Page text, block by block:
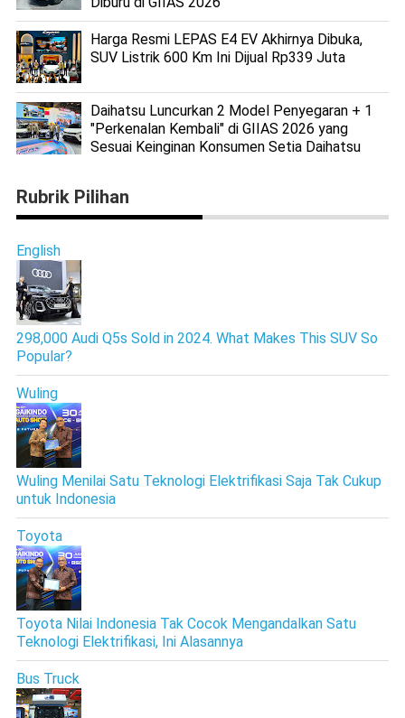
Harga Resmi LEPAS E4 EV Akhirnya Dibuka,
SUV Listrik 600 Km Ini Dijual Rp339 Juta
Daihatsu Luncurkan 2 Model Penyegaran + 1
"Perkenalan Kembali" di GIIAS 2026 yang
Sesuai Keinginan Konsumen Setia Daihatsu
Rubrik Pilihan
English
298,000 Audi Q5s Sold in 2024. What Makes This SUV So
Popular?
Wuling
Wuling Menilai Satu Teknologi Elektrifikasi Saja Tak Cukup
untuk Indonesia
Toyota
Toyota Nilai Indonesia Tak Cocok Mengandalkan Satu
Teknologi Elektrifikasi, Ini Alasannya
Bus Truck